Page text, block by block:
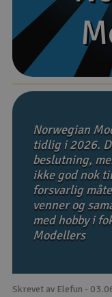
Båter
Droner
Droner for
Fly
Helikopter
Norwegian
tidlig i 2026.
beslutning,
ikke god nok
forsvarlig
venner og
med hobby i
Modellers
Skrevet av Elefun -